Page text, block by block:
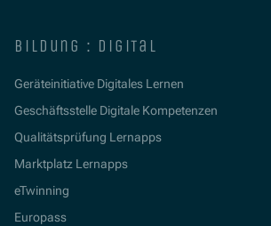
bildung : digital
Geräteinitiative Digitales Lernen
Geschäftsstelle Digitale Kompetenzen
Qualitätsprüfung Lernapps
Marktplatz Lernapps
eTwinning
Europass